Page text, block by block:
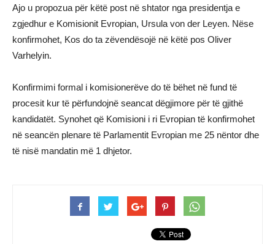
Ajo u propozua për këtë post në shtator nga presidentja e
zgjedhur e Komisionit Evropian, Ursula von der Leyen. Nëse
konfirmohet, Kos do ta zëvendësojë në këtë pos Oliver
Varhelyin.
Konfirmimi formal i komisionerëve do të bëhet në fund të
procesit kur të përfundojnë seancat dëgjimore për të gjithë
kandidatët. Synohet që Komisioni i ri Evropian të konfirmohet
në seancën plenare të Parlamentit Evropian me 25 nëntor dhe
të nisë mandatin më 1 dhjetor.